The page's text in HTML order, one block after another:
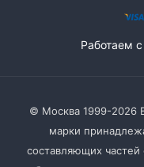
Работаем
© Москва 1999-2026
марки
составляющих